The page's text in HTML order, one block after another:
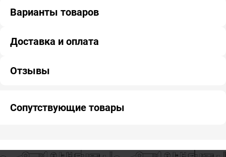
Варианты товаров
Доставка и оплата
Отзывы
Сопутствующие товары